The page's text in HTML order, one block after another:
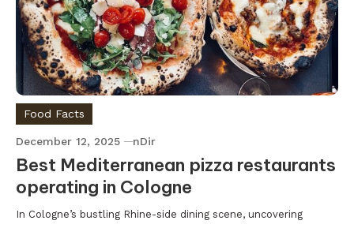
Food Facts
December 12, 2025 nDir
Best Mediterranean pizza restaurants
operating in Cologne
In Cologne’s bustling Rhine-side dining scene, uncovering